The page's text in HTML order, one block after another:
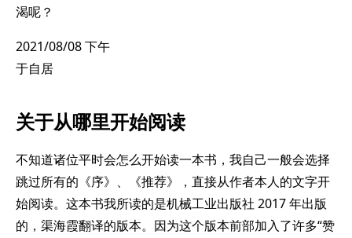
渴呢？
2021/08/08 下午
于自居
关于从哪里开始阅读
不知道诸位平时会怎么开始读一本书，我自己一般会选择
跳过所有的《序》、《推荐》，直接从作者本人的文字开
始阅读。这本书我所读的是机械工业出版社 2017 年出版
的，渠海霞翻译的版本。因为这个版本前部加入了许多“赞